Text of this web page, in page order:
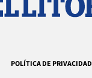
POLÍTICA DE PRIVACIDAD